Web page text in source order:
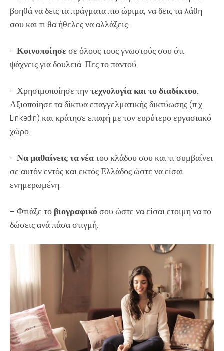
βοηθά να δεις τα πράγματα πιο ώριμα, να δεις τα λάθη
σου και τι θα ήθελες να αλλάξεις.
– Κοινοποίησεσε όλους τους γνωστούς σου ότι
ψάχνεις για δουλειά. Πες το παντού.
– Χρησιμοποίησε τηντεχνολογία και το διαδίκτυο.
Αξιοποίησε τα δίκτυα επαγγελματικής δικτύωσης (π.χ
Linkedin) και κράτησε επαφή με τον ευρύτερο εργασιακό
χώρο.
– Να μαθαίνεις τα νέατου κλάδου σου και τι συμβαίνει
σε αυτόν εντός και εκτός Ελλάδος ώστε να είσαι
ενημερωμένη.
– Φτιάξε το βιογραφικόσου ώστε να είσαι έτοιμη να το
δώσεις ανά πάσα στιγμή.